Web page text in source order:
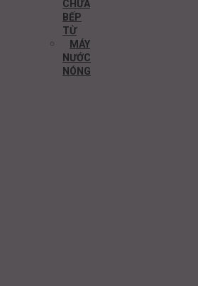
CHỮA
BẾP
TỪ
MÁY
NƯỚC
NÓNG